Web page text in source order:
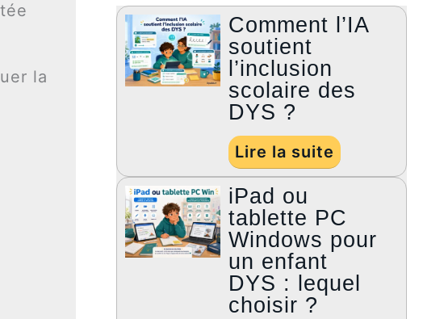
la
Comment l’IA
soutient
l’inclusion
scolaire des
DYS ?
Lire la suite
iPad ou
tablette PC
Windows pour
un enfant
DYS : lequel
choisir ?